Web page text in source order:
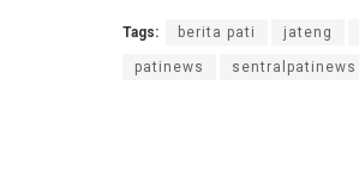
Tags: berita pati jateng
patinews sentralpatinews